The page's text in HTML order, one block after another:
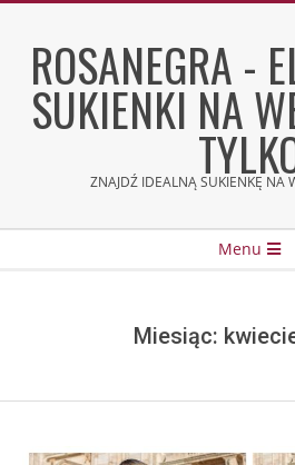
contentROSANEGRA -
SUKIENKI NA
ZNAJDŹ IDEALNĄ SUKIENKĘ NA
Menu
Miesiąc: